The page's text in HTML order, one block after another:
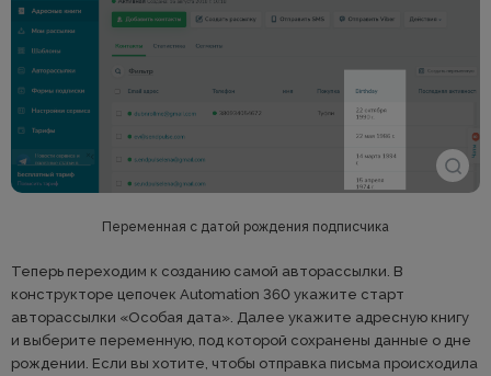
Переменная с датой рождения подписчика
Теперь переходим к созданию самой авторассылки. В
конструкторе цепочек Automation 360 укажите старт
авторассылки «Особая дата». Далее укажите адресную книгу
и выберите переменную, под которой сохранены данные о дне
рождении. Если вы хотите, чтобы отправка письма происходила